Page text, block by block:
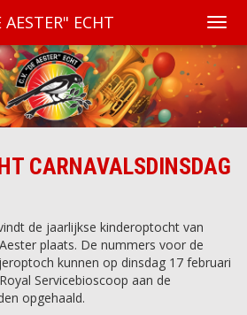
AESTER" ECHT
CARNAVALSDINSDAG
de jaarlijkse kinderoptocht van
plaats. De nummers voor de
kunnen op dinsdag 17 februari
Servicebioscoop aan de
opgehaald.